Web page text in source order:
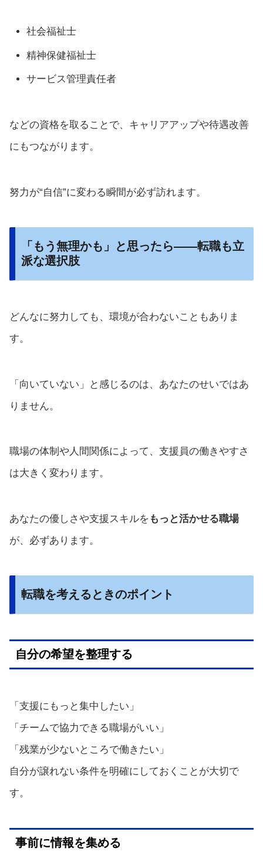
社会福祉士
精神保健福祉士
サービス管理責任者
などの資格を取ることで、キャリアアップや待遇改善
にもつながります。
努力が“自信”に変わる瞬間が必ず訪れます。
「もう無理かも」と思ったら——転職も立
派な選択肢
どんなに努力しても、環境が合わないこともありま
す。
「向いていない」と感じるのは、あなたのせいではあ
りません。
職場の体制や人間関係によって、支援員の働きやすさ
は大きく変わります。
あなたの優しさや支援スキルを もっと活かせる職場
が、必ずあります。
転職を考えるときのポイント
自分の希望を整理する
「支援にもっと集中したい」
「チームで協力できる職場がいい」
「残業が少ないところで働きたい」
自分が譲れない条件を明確にしておくことが大切で
す。
事前に情報を集める